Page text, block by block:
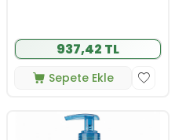
937,42 TL
Sepete Ekle